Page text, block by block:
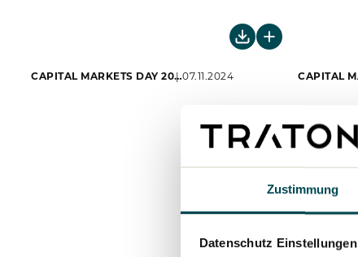
Zustimmung
Datenschutz Einstellungen
CAPITAL MARKETS DAY 202407.11.2024